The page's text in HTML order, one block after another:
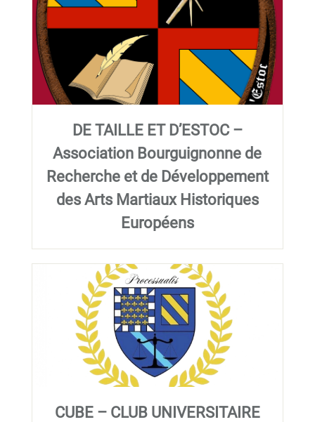
DE TAILLE ET D’ESTOC –
Association Bourguignonne de
Recherche et de Développement
des Arts Martiaux Historiques
Européens
CUBE – CLUB UNIVERSITAIRE